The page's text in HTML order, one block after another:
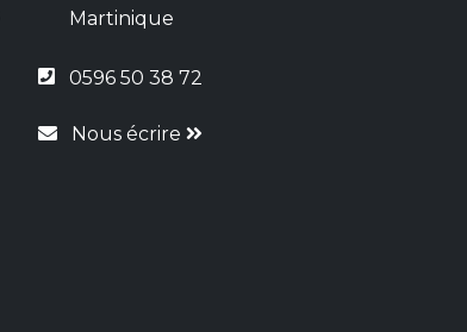
Martinique
0596 50 38 72
Nous écrire